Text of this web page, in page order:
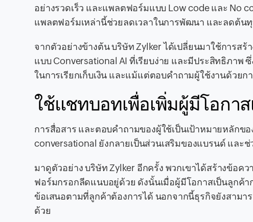
อย่างรวดเร็ว และแพลตฟอร์มแบบ Low code และ No
แพลตฟอร์มเหล่านี้ช่วยลดเวลาในการพัฒนา และลดต้น
จากตัวอย่างข้างต้น บริษัท Zylker ได้เปลี่ยนมาใช้การส
แบบ Conversational AI ที่เรียบง่าย และมีประสิทธิภาพ
ในการเรียกเก็บเงิน และแม้แต่ตอบคำถามผู้ใช้งานด้วยก
ใช้แชทบอทเพื่อเพิ่มผู้มีโอกา
การสื่อสาร และตอบคำถามของผู้ใช้เป็นเป้าหมายหลัก
conversational ยังกลายเป็นส่วนเสริมของแบรนด์ และ
มาดูตัวอย่าง บริษัท Zylker อีกครั้ง พวกเขาได้สร้างข้อ
ฟอร์มกรอกลีดแนบอยู่ด้วย ดังนั้นเมื่อผู้มีโอกาสเป็นลูกค้
ข้อเสนอตามที่ลูกค้าต้องการได้ นอกจากนี้ธุรกิจยังสาม
ด้วย